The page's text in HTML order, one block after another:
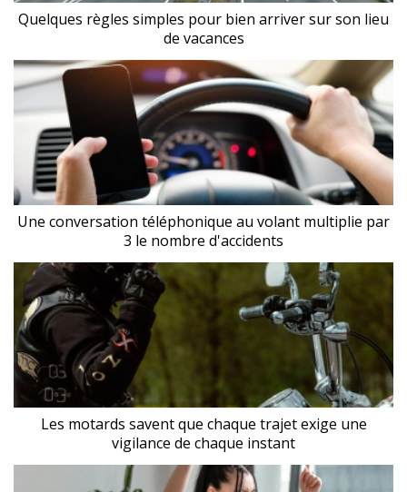
Quelques règles simples pour bien arriver sur son lieu
de vacances
Une conversation téléphonique au volant multiplie par
3 le nombre d'accidents
Les motards savent que chaque trajet exige une
vigilance de chaque instant